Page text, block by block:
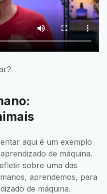
aqui é um exemplo
de máquina.
sobre uma das
aprendemos, para
de máquina.